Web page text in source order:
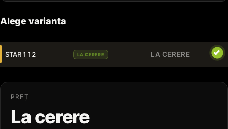
Alege varianta
STAR 112 LA CERERE LA CERERE
PREȚ
La cerere